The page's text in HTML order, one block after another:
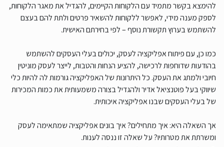
להימצא בקשר מתמיד עם הלקוחות הקיימים, להגדיל את מאגר הלקוחות,
לספק מענה מידי, לאפשר ללקוחות להשאיר פרטים ולתת להם בעצם
להשתמש בערוץ תקשורת נוסף – לפי בחירתם האישית.
כמו כן, עם פיתוח אפליקציה לעסק, יכולים בעלי העסקים להשתמש
בהודעות שדוחפות לרכישה, להציע הנחות והטבות, לייצר לעסק מוניטין
חיובי ולמתג את העסק. כל היתרונות של האפליקציה גורמות לה להיות כלי
שיווקי בעל פוטנציאל אדיר ולהגדיל בצורה משמעותית את כמות המכירות
של בעלי העסקים שבנו אפליקציה איכותית.
אך השאלה היא: איך מתחילים? איך בונים אפליקציה שמתאימה לעסק
ומשרתת את מטרותיו? על שאלה זו ננסה לענות.